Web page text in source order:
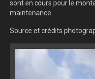
sont en cours pour le
maintenance.
Source et crédits